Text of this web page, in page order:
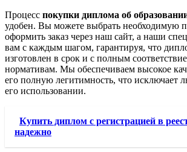
Процесс покупки диплома об
удобен. Вы можете выбрать необходимую
оформить заказ через наш сайт, а наши
вам с каждым шагом, гарантируя, что
изготовлен в срок и с полным
нормативам. Мы обеспечиваем высокое
его полную легитимность, что исключает
его использовании.
Купить диплом с регистрацией в
надежно